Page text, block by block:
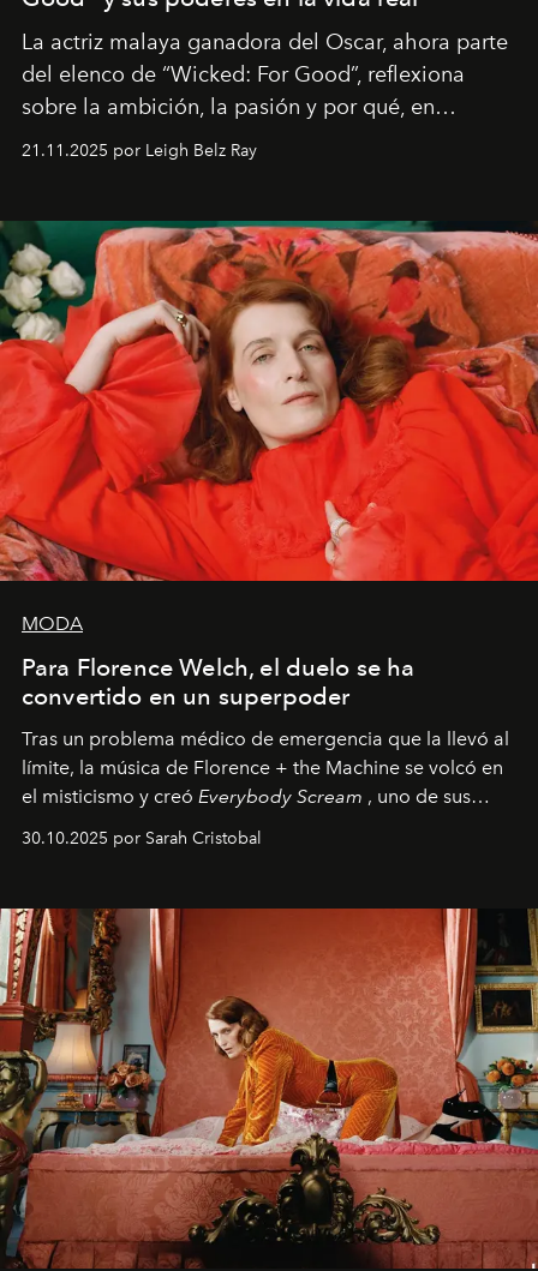
La actriz malaya ganadora del Oscar, ahora parte
del elenco de “Wicked: For Good”, reflexiona
sobre la ambición, la pasión y por qué, en
ocasiones, la introspección puede esperar. “Es
importa si no lo entienden’”, confiesa.
21.11.2025 por Leigh Belz Ray
MODA
Para Florence Welch, el duelo se ha
convertido en un superpoder
Tras un problema médico de emergencia que la llevó al
límite, la música de Florence + the Machine se volcó en
el misticismo y creó Everybody Scream , uno de sus
álbumes más profundos hasta la fecha.
30.10.2025 por Sarah Cristobal